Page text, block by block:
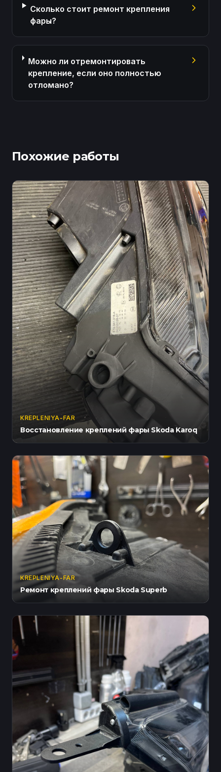
Сколько стоит ремонт крепления
фары?
Можно ли отремонтировать
крепление, если оно полностью
отломано?
Похожие работы
KREPLENIYA-FAR
Восстановление креплений фары Skoda Karoq
KREPLENIYA-FAR
Ремонт креплений фары Skoda Superb